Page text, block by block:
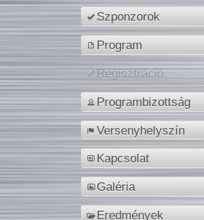
Szponzorok
Program
Regisztráció
Programbizottság
Versenyhelyszín
Kapcsolat
Galéria
Eredmények